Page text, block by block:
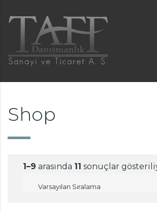
Shop
1–9 arasında 11 sonuçlar
Varsayılan Sıralama